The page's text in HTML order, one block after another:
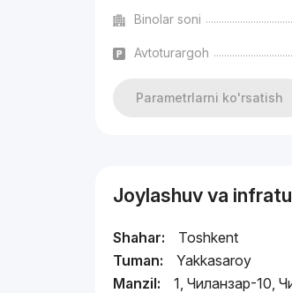
Binolar soni
Avtoturargoh
Parametrlarni ko'rsatish
Joylashuv va
Shahar:
Toshkent
Tuman:
Yakkasaroy
Manzil:
1, Чиланзар-10,